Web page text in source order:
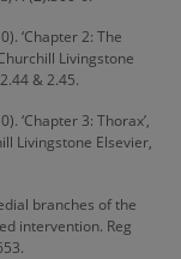
‘Chapter 2: The
Livingstone
& 2.45.
‘Chapter 3: Thorax’,
Livingstone Elsevier,
branches of the
intervention. Reg